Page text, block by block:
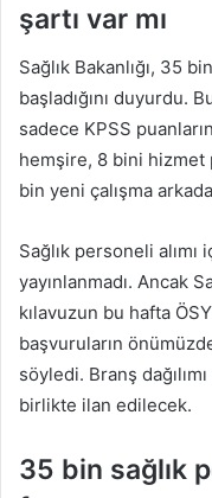
şartı var mı
Sağlık Bakanlığı, 35
başladığını duyurdu.
sadece KPSS
hemşire, 8 bini
bin yeni çalışma
Sağlık personeli
yayınlanmadı. Ancak
kılavuzun bu hafta
başvuruların
söyledi. Branş
birlikte ilan edilecek.
35 bin sağlık